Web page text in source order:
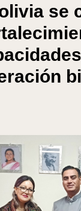
se